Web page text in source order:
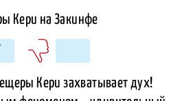
Кери захватывает дух!